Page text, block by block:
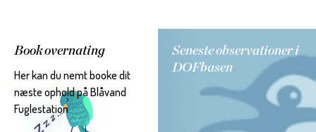
Book overnating
Her kan du nemt booke dit
næste ophold på Blåvand
Fuglestation
Seneste observationer i
DOFbasen